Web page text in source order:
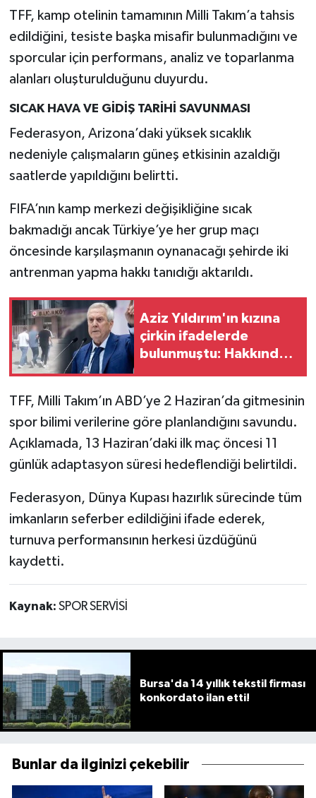
TFF, kamp otelinin tamamının Milli Takım’a tahsis
edildiğini, tesiste başka misafir bulunmadığını ve
sporcular için performans, analiz ve toparlanma
alanları oluşturulduğunu duyurdu.
SICAK HAVA VE GİDİŞ TARİHİ SAVUNMASI
Federasyon, Arizona’daki yüksek sıcaklık
nedeniyle çalışmaların güneş etkisinin azaldığı
saatlerde yapıldığını belirtti.
FIFA’nın kamp merkezi değişikliğine sıcak
bakmadığı ancak Türkiye’ye her grup maçı
öncesinde karşılaşmanın oynanacağı şehirde iki
antrenman yapma hakkı tanıdığı aktarıldı.
Aziz Yıldırım'ın kızına
çirkin ifadelerde
bulunmuştu: Hakkında
TFF, Milli Takım’ın ABD’ye 2 Haziran’da gitmesinin
spor bilimi verilerine göre planlandığını savundu.
Açıklamada, 13 Haziran’daki ilk maç öncesi 11
günlük adaptasyon süresi hedeflendiği belirtildi.
Federasyon, Dünya Kupası hazırlık sürecinde tüm
imkanların seferber edildiğini ifade ederek,
turnuva performansının herkesi üzdüğünü
kaydetti.
Kaynak: SPOR SERVİSİ
Bursa'da 14 yıllık tekstil firması
konkordato ilan etti!
Bunlar da ilginizi çekebilir